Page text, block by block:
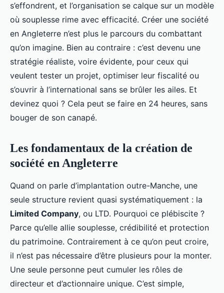
s’effondrent, et l’organisation se calque sur un modèle
où souplesse rime avec efficacité. Créer une société
en Angleterre n’est plus le parcours du combattant
qu’on imagine. Bien au contraire : c’est devenu une
stratégie réaliste, voire évidente, pour ceux qui
veulent tester un projet, optimiser leur fiscalité ou
s’ouvrir à l’international sans se brûler les ailes. Et
devinez quoi ? Cela peut se faire en 24 heures, sans
bouger de son canapé.
Les fondamentaux de la création de
société en Angleterre
Quand on parle d’implantation outre-Manche, une
seule structure revient quasi systématiquement : la
Limited Company, ou LTD. Pourquoi ce plébiscite ?
Parce qu’elle allie souplesse, crédibilité et protection
du patrimoine. Contrairement à ce qu’on peut croire,
il n’est pas nécessaire d’être plusieurs pour la monter.
Une seule personne peut cumuler les rôles de
directeur et d’actionnaire unique. C’est simple,